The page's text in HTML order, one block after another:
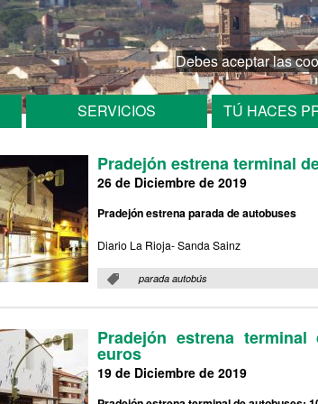
Traducir
Debes aceptar las
SERVICIOS TÚ HACES
autobús26 de Diciembre de 2019
Pradejón estrena terminal
Pradejón estrena parada de autobuses
Diario La Rioja- Sanda Sainz
Etiquetas:
parada autobús
19 de Diciembre de 2019
Pradejón estrena terminal
euros